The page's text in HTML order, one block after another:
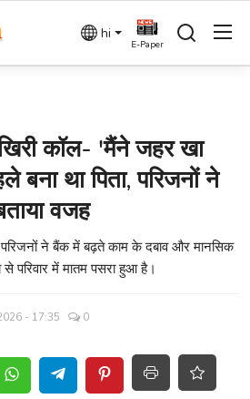
hi
E-Paper
कॉल- 'मैंने जहर खा
बना था पिता, परिजनों ने
वजह
ने बैंक में बढ़ते काम के दबाव और मानसिक
परिवार में मातम पसरा हुआ है।
- 17:35 0